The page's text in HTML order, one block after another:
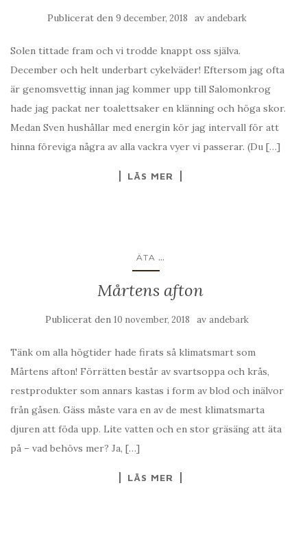
Publicerat den 9 december, 2018 av andebark
Solen tittade fram och vi trodde knappt oss själva.
December och helt underbart cykelväder! Eftersom jag ofta
är genomsvettig innan jag kommer upp till Salomonkrog
hade jag packat ner toalettsaker en klänning och höga skor.
Medan Sven hushållar med energin kör jag intervall för att
hinna föreviga några av alla vackra vyer vi passerar. (Du […]
LÄS MER
ÄTA ...
Mårtens afton
Publicerat den 10 november, 2018 av andebark
Tänk om alla högtider hade firats så klimatsmart som
Mårtens afton! Förrätten består av svartsoppa och krås,
restprodukter som annars kastas i form av blod och inälvor
från gåsen. Gäss måste vara en av de mest klimatsmarta
djuren att föda upp. Lite vatten och en stor gräsäng att äta
på – vad behövs mer? Ja, […]
LÄS MER